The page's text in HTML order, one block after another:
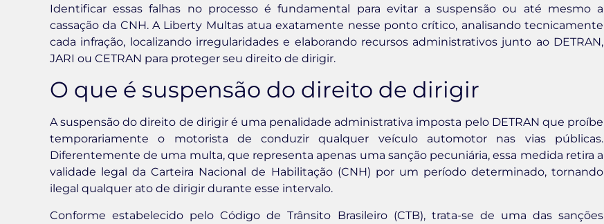
Identificar essas falhas no processo é fundamental para evitar a suspensão ou até mesmo a
cassação da CNH. A Liberty Multas atua exatamente nesse ponto crítico, analisando tecnicamente
cada infração, localizando irregularidades e elaborando recursos administrativos junto ao DETRAN,
JARI ou CETRAN para proteger seu direito de dirigir.
O que é suspensão do direito de dirigir
A suspensão do direito de dirigir é uma penalidade administrativa imposta pelo DETRAN que proíbe
temporariamente o motorista de conduzir qualquer veículo automotor nas vias públicas.
Diferentemente de uma multa, que representa apenas uma sanção pecuniária, essa medida retira a
validade legal da Carteira Nacional de Habilitação (CNH) por um período determinado, tornando
ilegal qualquer ato de dirigir durante esse intervalo.
Conforme estabelecido pelo Código de Trânsito Brasileiro (CTB), trata-se de uma das sanções